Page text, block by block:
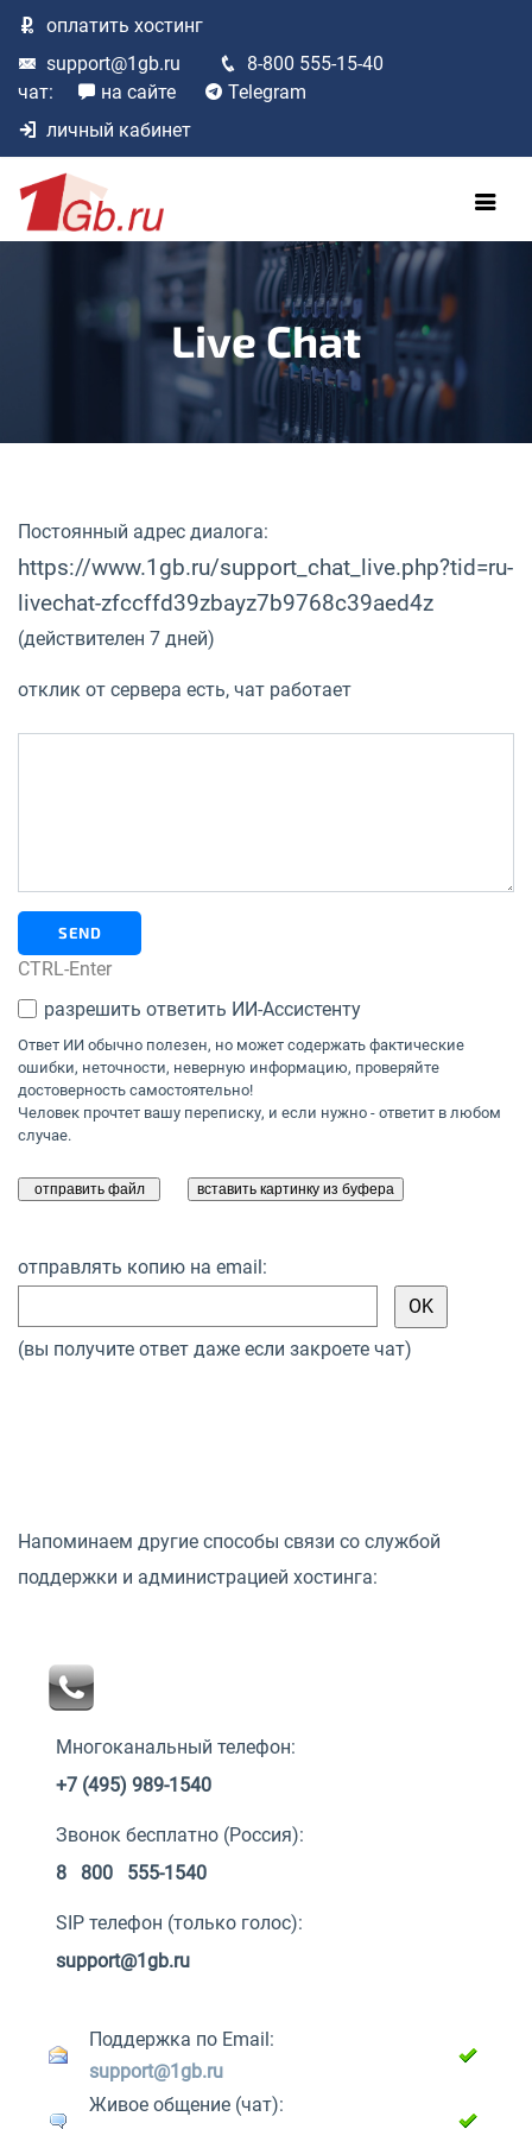
оплатить хостинг
support@1gb.ru
8-800 555-15-40
чат:
на сайте
Telegram
личный кабинет
Live Chat
Постоянный адрес диалога:
https://www.1gb.ru/support_chat_live.php?tid=ru-
livechat-zfccffd39zbayz7b9768c39aed4z
(действителен 7 дней)
отклик от сервера есть, чат работает
SEND
CTRL-Enter
разрешить ответить ИИ-Ассистенту
Ответ ИИ обычно полезен, но может содержать фактические
ошибки, неточности, неверную информацию, проверяйте
достоверность самостоятельно!
Человек прочтет вашу переписку, и если нужно - ответит в любом
случае.
отправлять копию на email:
(вы получите ответ даже если закроете чат)
Напоминаем другие способы связи со службой
поддержки и администрацией хостинга:
Многоканальный телефон:
+7 (495) 989-1540
Звонок бесплатно (Россия):
8 800 555-1540
SIP телефон (только голос):
support@1gb.ru
Поддержка по Email:
support@1gb.ru
Живое общение (чат):